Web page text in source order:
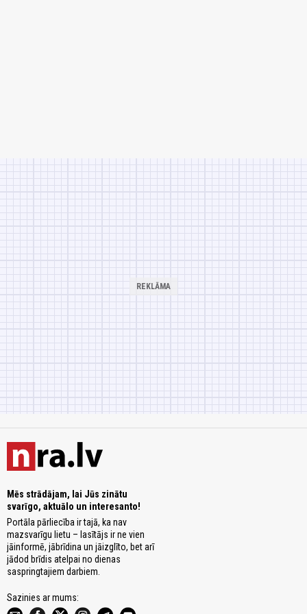
Mēs strādājam, lai Jūs zinātu
svarīgo, aktuālo un interesanto!
Portāla pārliecība ir tajā, ka nav
mazsvarīgu lietu – lasītājs ir ne vien
jāinformē, jābrīdina un jāizglīto, bet arī
jādod brīdis atelpai no dienas
saspringtajiem darbiem.
Sazinies ar mums: